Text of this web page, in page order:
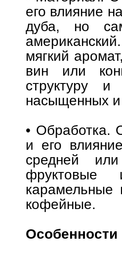
его влияние
дуба, но
мягкий
вин или
структуру
насыщенных и
• Обработка.
и его
средней
кофейные.